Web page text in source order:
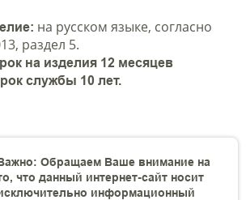
на русском языке, согласно
раздел 5.
на изделия 12 месяцев
службы 10 лет.
Обращаем Ваше внимание на
что данный интернет-сайт носит
информационный